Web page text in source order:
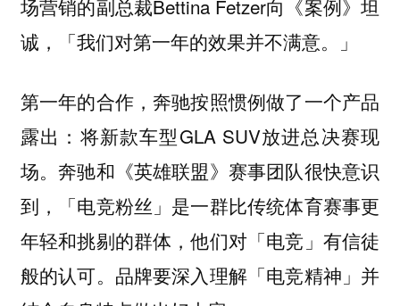
场营销的副总裁Bettina Fetzer向《案例》坦
诚，「我们对第一年的效果并不满意。」
第一年的合作，奔驰按照惯例做了一个产品
露出：将新款车型GLA SUV放进总决赛现
场。奔驰和《英雄联盟》赛事团队很快意识
到，「电竞粉丝」是一群比传统体育赛事更
年轻和挑剔的群体，他们对「电竞」有信徒
般的认可。品牌要深入理解「电竞精神」并